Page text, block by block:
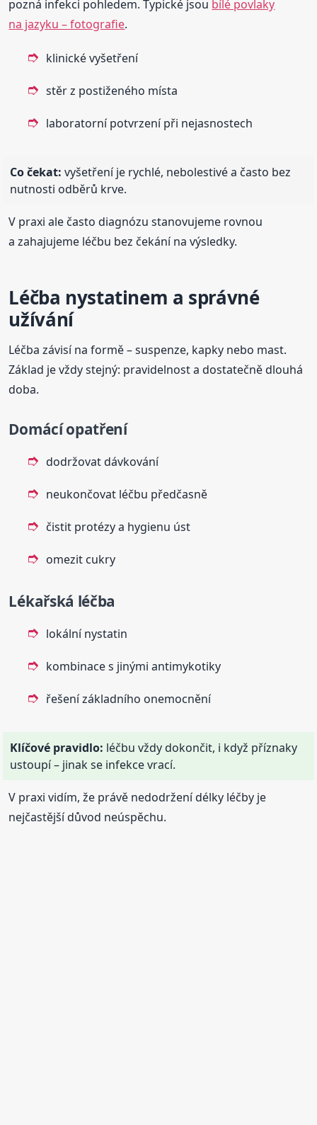
pozná infekci pohledem. Typické jsou bílé povlaky
na jazyku – fotografie.
klinické vyšetření
stěr z postiženého místa
laboratorní potvrzení při nejasnostech
Co čekat: vyšetření je rychlé, nebolestivé a často bez
nutnosti odběrů krve.
V praxi ale často diagnózu stanovujeme rovnou
a zahajujeme léčbu bez čekání na výsledky.
Léčba nystatinem a správné
užívání
Léčba závisí na formě – suspenze, kapky nebo mast.
Základ je vždy stejný: pravidelnost a dostatečně dlouhá
doba.
Domácí opatření
dodržovat dávkování
neukončovat léčbu předčasně
čistit protézy a hygienu úst
omezit cukry
Lékařská léčba
lokální nystatin
kombinace s jinými antimykotiky
řešení základního onemocnění
Klíčové pravidlo: léčbu vždy dokončit, i když příznaky
ustoupí – jinak se infekce vrací.
V praxi vidím, že právě nedodržení délky léčby je
nejčastější důvod neúspěchu.